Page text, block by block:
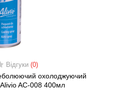
Відгуки (0)
охолоджуючий
AC-008 400мл